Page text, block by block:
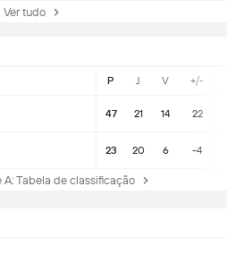
tudo
P J V +/-
47 21 14 22
23 20 6 -4
Tabela de classificação